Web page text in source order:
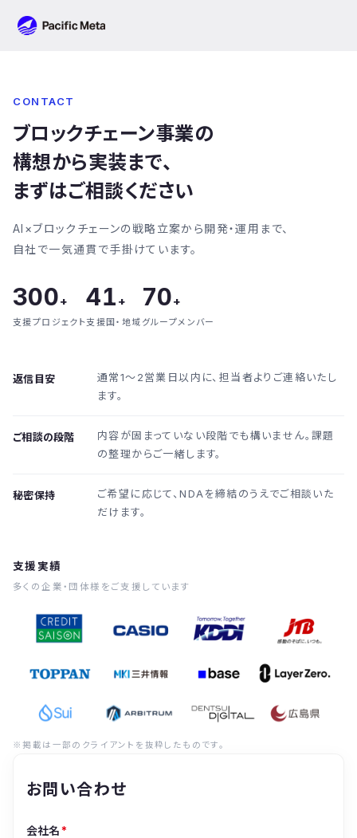
CONTACT
ブロックチェーン事業の
構想から実装まで、
まずはご相談ください
AI×ブロックチェーンの戦略立案から開発・運用まで、
自社で一気通貫で手掛けています。
300+
支援プロジェクト
41 +
支援国・地域
70+
グループメンバー
返信目安
通常1〜2営業日以内に、担当者よりご連絡いたし
ます。
ご相談の段階
内容が固まっていない段階でも構いません。課題
の整理からご一緒します。
秘密保持
ご希望に応じて、NDAを締結のうえでご相談いた
だけます。
支援実績
多くの企業・団体様をご支援しています
※掲載は一部のクライアントを抜粋したものです。
お問い合わせ
会社名*